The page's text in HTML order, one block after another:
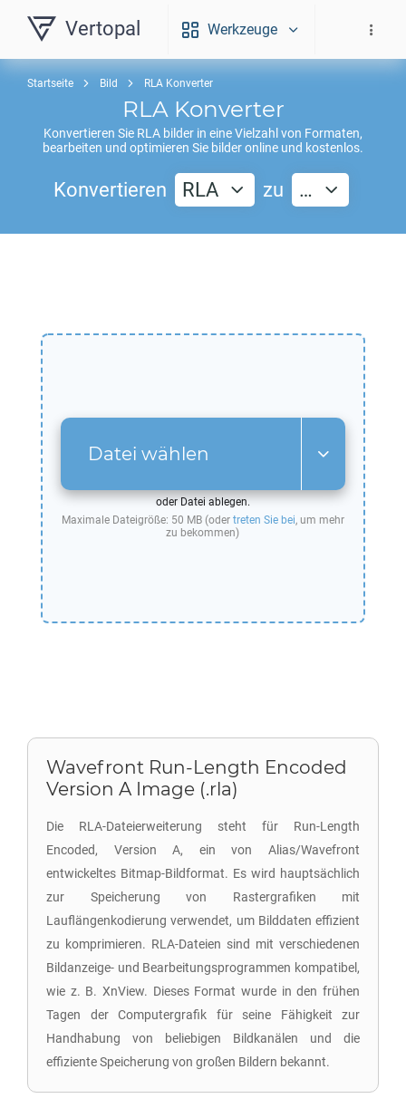
Vertopal Werkzeuge
Startseite Bild RLA Konverter
RLAKonverter
Konvertieren Sie RLA bilder in eine Vielzahl von Formaten,
bearbeiten und optimieren Sie bilder online und kostenlos.
Konvertieren RLA zu …
Datei wählen
oder Datei ablegen.
Maximale Dateigröße: 50 MB (oder treten Sie bei, um mehr
zu bekommen)
Wavefront Run-Length Encoded
Version A Image (.rla)
Die RLA-Dateierweiterung steht für Run-Length
Encoded, Version A, ein von Alias/Wavefront
entwickeltes Bitmap-Bildformat. Es wird hauptsächlich
zur Speicherung von Rastergrafiken mit
Lauflängenkodierung verwendet, um Bilddaten effizient
zu komprimieren. RLA-Dateien sind mit verschiedenen
Bildanzeige- und Bearbeitungsprogrammen kompatibel,
wie z. B. XnView. Dieses Format wurde in den frühen
Tagen der Computergrafik für seine Fähigkeit zur
Handhabung von beliebigen Bildkanälen und die
effiziente Speicherung von großen Bildern bekannt.